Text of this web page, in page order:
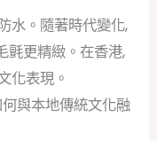
水。隨著時代變化,
氈更精緻。在香港,
化表現。
與本地傳統文化融